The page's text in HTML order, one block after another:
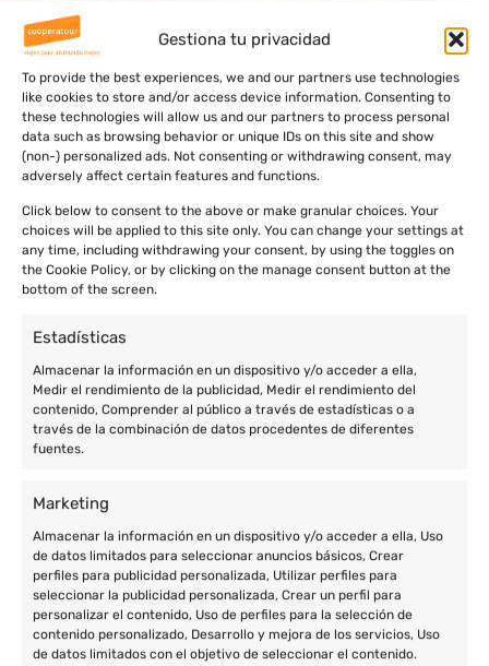
Gestiona tu privacidad
To provide the best experiences, we and our partners use technologies
like cookies to store and/or access device information. Consenting to
these technologies will allow us and our partners to process personal
data such as browsing behavior or unique IDs on this site and show
(non-) personalized ads. Not consenting or withdrawing consent, may
adversely affect certain features and functions.
Click below to consent to the above or make granular choices. Your
choices will be applied to this site only. You can change your settings at
any time, including withdrawing your consent, by using the toggles on
the Cookie Policy, or by clicking on the manage consent button at the
bottom of the screen.
Estadísticas
Almacenar la información en un dispositivo y/o acceder a ella,
Medir el rendimiento de la publicidad, Medir el rendimiento del
contenido, Comprender al público a través de estadísticas o a
través de la combinación de datos procedentes de diferentes
fuentes.
Marketing
Almacenar la información en un dispositivo y/o acceder a ella, Uso
de datos limitados para seleccionar anuncios básicos, Crear
perfiles para publicidad personalizada, Utilizar perfiles para
seleccionar la publicidad personalizada, Crear un perfil para
personalizar el contenido, Uso de perfiles para la selección de
contenido personalizado, Desarrollo y mejora de los servicios, Uso
de datos limitados con el objetivo de seleccionar el contenido.